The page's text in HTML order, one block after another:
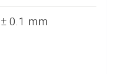
± 0.1 mm